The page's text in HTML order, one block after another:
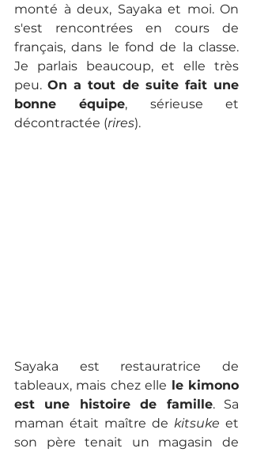
monté à deux, Sayaka et moi. On
s'est rencontrées en cours de
français, dans le fond de la classe.
Je parlais beaucoup, et elle très
peu. On a tout de suite fait une
bonne équipe, sérieuse et
décontractée (rires).
Sayaka est restauratrice de
tableaux, mais chez elle le kimono
est une histoire de famille. Sa
maman était maître de kitsuke et
son père tenait un magasin de